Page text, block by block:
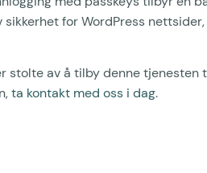
sikkerhet for WordPress
stolte av å tilby denne tjenesten
ta kontakt med oss i dag.